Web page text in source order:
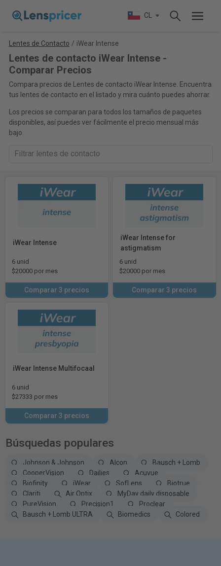
CL
Lentes de Contacto / iWear Intense
Lentes de contacto iWear Intense -
Comparar Precios
Compara precios de Lentes de contacto iWear Intense. Encuentra
tus lentes de contacto en el listado y mira cuánto puedes ahorrar.
Los precios se comparan para todos los tamaños de paquetes
disponibles, así puedes ver fácilmente el precio mensual más
bajo.
iWear Intense
6 unid
$20000 por mes
Comparar 3 precios
iWear Intense for
astigmatism
6 unid
$20000 por mes
Comparar 3 precios
iWear Intense Multifocaal
6 unid
$27333 por mes
Comparar 3 precios
Búsquedas populares
Johnson & Johnson Alcon
Bausch + Lomb
CooperVision
Dailies
Acuvue
Biofinity
iWear SofLens
Biotrue
Clariti
Air Optix
MyDay daily disposable
PureVision
Precision1
Proclear
Bausch + Lomb ULTRA
Biomedics Colored